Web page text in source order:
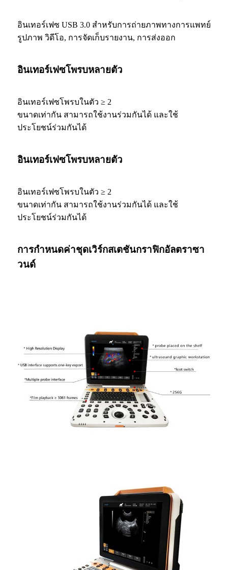
อินเทอร์เฟซ USB 3.0 สำหรับการถ่ายภาพทางการแพทย์
รูปภาพ วิดีโอ, การจัดเก็บรายงาน, การส่งออก
อินเทอร์เฟซโพรบหลายตัว
อินเทอร์เฟซโพรบในตัว ≥ 2
ขนาดเท่ากัน สามารถใช้งานร่วมกันได้ และใช้
ประโยชน์ร่วมกันได้
อินเทอร์เฟซโพรบหลายตัว
อินเทอร์เฟซโพรบในตัว ≥ 2
ขนาดเท่ากัน สามารถใช้งานร่วมกันได้ และใช้
ประโยชน์ร่วมกันได้
การกำหนดค่าชุดเวิร์กสเตชันกราฟิกอัลตราซา
วนด์